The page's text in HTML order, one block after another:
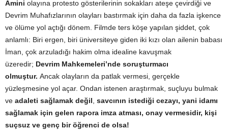
Amini olayına protesto gösterilerinin sokakları ateşe çevirdiği ve
Devrim Muhafızlarının olayları bastırmak için daha da fazla işkence
ve ölüme yol açtığı dönem. Filmde ters köşe yapılan şiddet, çok
anlamlı: Biri ergen, biri üniversiteye giden iki kızı olan ailenin babası
İman, çok arzuladığı hakim olma idealine kavuşmak
üzeredir; Devrim Mahkemeleri’nde soruşturmacı
olmuştur. Ancak olayların da patlak vermesi, gerçekle
yüzleşmesine yol açar. Ondan istenen araştırmak, suçluyu bulmak
ve adaleti sağlamak değil savcının istediği cezayı, yani idamı
sağlamak için gelen rapora imza atması, onay vermesidir, kişi
suçsuz ve genç bir öğrenci de olsa!